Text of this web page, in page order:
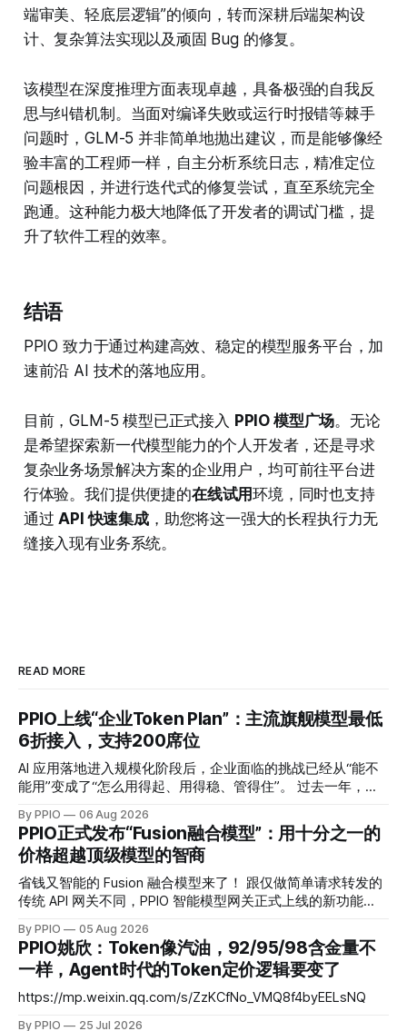
端审美、轻底层逻辑”的倾向，转而深耕后端架构设
计、复杂算法实现以及顽固 Bug 的修复。
该模型在深度推理方面表现卓越，具备极强的自我反
思与纠错机制。当面对编译失败或运行时报错等棘手
问题时，GLM-5 并非简单地抛出建议，而是能够像经
验丰富的工程师一样，自主分析系统日志，精准定位
问题根因，并进行迭代式的修复尝试，直至系统完全
跑通。这种能力极大地降低了开发者的调试门槛，提
升了软件工程的效率。
结语
PPIO 致力于通过构建高效、稳定的模型服务平台，加
速前沿 AI 技术的落地应用。
目前，GLM-5 模型已正式接入 PPIO 模型广场。无论
是希望探索新一代模型能力的个人开发者，还是寻求
复杂业务场景解决方案的企业用户，均可前往平台进
行体验。我们提供便捷的在线试用环境，同时也支持
通过API 快速集成，助您将这一强大的长程执行力无
缝接入现有业务系统。
READ MORE
PPIO上线“企业Token Plan”：主流旗舰模型最低
6折接入，支持200席位
AI 应用落地进入规模化阶段后，企业面临的挑战已经从“能不
能用”变成了“怎么用得起、用得稳、管得住”。 过去一年，模
的 AI 预算问题消失。主流可用的模型从三五个变成了十几
个，每家厂商定价体系不同，缓存机制不同，并发限制也不
同。多模型混用的企业团队，往往需要维护多个账户、多套账
单，遇到某个模型价格调整或服务波动时处理起来相当被动。
而现在，PPIO 发布的企业 Token Plan，正是要解决这些问
Token Plan 是一套标准化的预付费折扣产品，核心机制是“融
合 Token”：以 DeepSeek V4 Flash 输入 Token 为基准单位
（
By PPIO 06 Aug 2026
PPIO正式发布“Fusion融合模型”：用十分之一的
价格超越顶级模型的智商
省钱又智能的 Fusion 融合模型来了！ 跟仅做简单请求转发的
传统 API 网关不同，PPIO 智能模型网关正式上线的新功能
关会将复杂任务同时分发给多个各有所长的“专家模型”并行作
答，再通过思考编排与交叉验证，由主模型融合生成最终答
案。 Fusion 模型以智能优先、兼顾性价比：通过工程化的融
合手段，把回答质量稳定在头部旗舰模型梯队，同时把成本控
制在中低梯队。在 DRACO 深度研究基准测试中，PPIO 用三个
By PPIO 05 Aug 2026
PPIO姚欣：Token像汽油，92/95/98含金量不
一样，Agent时代的Token定价逻辑要变了
https://mp.weixin.qq.com/s/ZzKCfNo_VMQ8f4byEELsNQ
By PPIO 25 Jul 2026